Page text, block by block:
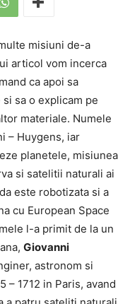
misiuni de-a
articol vom incerca
ca apoi sa
sa o explicam pe
materiale. Numele
– Huygens, iar
planetele, misiunea
si satelitii naturali ai
este robotizata si a
cu European Space
l-a primit de la un
Giovanni
astronom si
– 1712 in Paris, avand